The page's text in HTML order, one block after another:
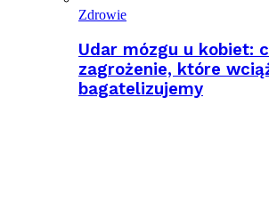
Zdrowie
Udar mózgu u kobiet:
zagrożenie, które
bagatelizujemy